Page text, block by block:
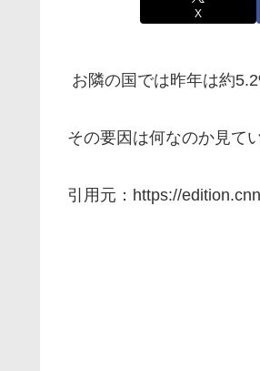
X
お隣の国では昨年は約
その要因は何なのか見て
引用元：https://